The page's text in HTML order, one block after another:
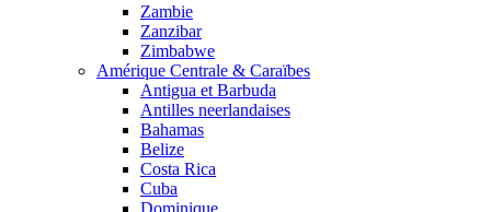
Zambie
Zanzibar
Zimbabwe
Amérique Centrale & Caraïbes
Antigua et Barbuda
Antilles neerlandaises
Bahamas
Belize
Costa Rica
Cuba
Dominique